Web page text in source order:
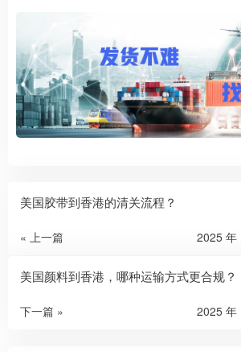
美国胶带到香港的清关流程？
« 上一篇 2025 年
美国颜料到香港，哪种运输方式更合规？
下一篇 » 2025 年